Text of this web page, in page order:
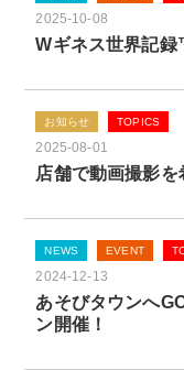
2025-10-08
Wギネス世界記録
お知らせ TOPICS
2025-08-01
店舗で動画撮影
NEWS EVENT
2024-12-13
あそびタウンへ
ン開催！